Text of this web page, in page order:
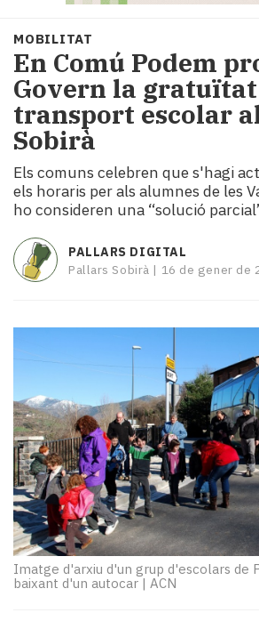
Societat
Política
i
municipis
Economia
i
Cultura
Esports
Mai
tant!
TV
i
Enquestes
A
escena!
Dis
la
teva!
Subscriptors
La
newsletter
del
MOBILITAT
En Comú Podem
Govern la
transport escolar
Sobirà
Els comuns celebren que s'hagi
els horaris per als alumnes de les
ho consideren una “solució
PALLARS DIGITAL
Pallars Sobirà | 16 de gener de
Imatge d'arxiu d'un grup d'escolars de
baixant d'un autocar | ACN